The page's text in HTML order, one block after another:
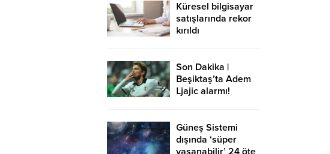
Küresel bilgisayar
satışlarında rekor
kırıldı
Son Dakika |
Beşiktaş’ta Adem
Ljajic alarmı!
Güneş Sistemi
dışında ‘süper